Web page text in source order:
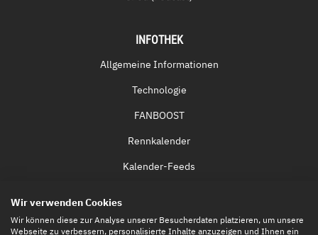
INFOTHEK
Allgemeine Informationen
Technologie
FANBOOST
Rennkalender
Kalender-Feeds
Eintrittskarten
Wir verwenden Cookies
Wir können diese zur Analyse unserer Besucherdaten platzieren, um unsere
Webseite zu verbessern, personalisierte Inhalte anzuzeigen und Ihnen ein